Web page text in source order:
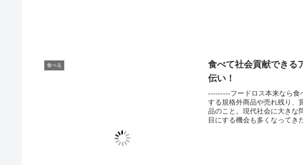
食べる
食べて社会貢献できる
伝い！
---------フードロス本来なら食
する規格外商品や売れ残り、
品のこと。現代社会に大きな
目にする機会も多くなってき